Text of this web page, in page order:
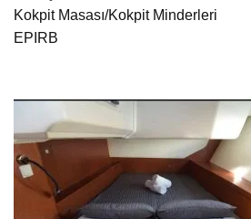
Kokpit Masası/Kokpit Minderleri
EPIRB